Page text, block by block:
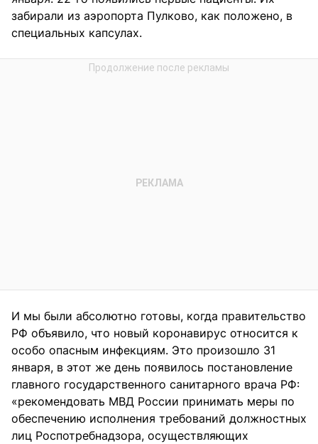
забирали из аэропорта Пулково, как положено, в
специальных капсулах.
И мы были абсолютно готовы, когда правительство
РФ объявило, что новый коронавирус относится к
особо опасным инфекциям. Это произошло 31
января, в этот же день появилось постановление
главного государственного санитарного врача РФ:
«рекомендовать МВД России принимать меры по
обеспечению исполнения требований должностных
лиц Роспотребнадзора, осуществляющих